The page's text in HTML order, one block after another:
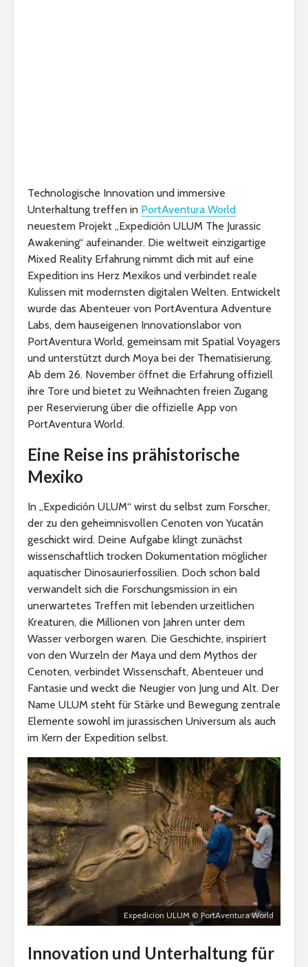
Technologische Innovation und immersive
Unterhaltung treffen in PortAventura World
neuestem Projekt „Expedición ULUM The Jurassic
Awakening“ aufeinander. Die weltweit einzigartige
Mixed Reality Erfahrung nimmt dich mit auf eine
Expedition ins Herz Mexikos und verbindet reale
Kulissen mit modernsten digitalen Welten. Entwickelt
wurde das Abenteuer von PortAventura Adventure
Labs, dem hauseigenen Innovationslabor von
PortAventura World, gemeinsam mit Spatial Voyagers
und unterstützt durch Moya bei der Thematisierung.
Ab dem 26. November öffnet die Erfahrung offiziell
ihre Tore und bietet zu Weihnachten freien Zugang
per Reservierung über die offizielle App von
PortAventura World.
Eine Reise ins prähistorische
Mexiko
In „Expedición ULUM“ wirst du selbst zum Forscher,
der zu den geheimnisvollen Cenoten von Yucatán
geschickt wird. Deine Aufgabe klingt zunächst
wissenschaftlich trocken Dokumentation möglicher
aquatischer Dinosaurierfossilien. Doch schon bald
verwandelt sich die Forschungsmission in ein
unerwartetes Treffen mit lebenden urzeitlichen
Kreaturen, die Millionen von Jahren unter dem
Wasser verborgen waren. Die Geschichte, inspiriert
von den Wurzeln der Maya und dem Mythos der
Cenoten, verbindet Wissenschaft, Abenteuer und
Fantasie und weckt die Neugier von Jung und Alt. Der
Name ULUM steht für Stärke und Bewegung zentrale
Elemente sowohl im jurassischen Universum als auch
im Kern der Expedition selbst.
Expedicion ULUM © PortAventura World
Innovation und Unterhaltung für